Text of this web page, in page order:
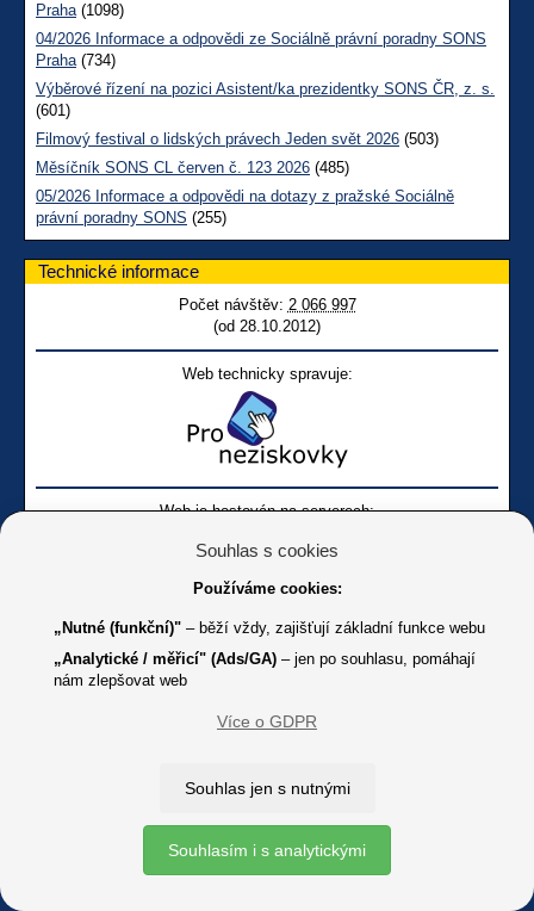
Praha(1098)
04/2026 Informace a odpovědi ze Sociálně právní poradny SONS
Praha(734)
Výběrové řízení na pozici Asistent/ka prezidentky SONS ČR, z. s.
(601)
Filmový festival o lidských právech Jeden svět 2026 (503)
Měsíčník SONS CL červen č. 123 2026 (485)
05/2026 Informace a odpovědi na dotazy z pražské Sociálně
právní poradny SONS (255)
Technické informace
Počet návštěv: 2 066 997
(od 28.10.2012)
Web technicky spravuje:
Web je hostován na serverech:
Online
Youtube SONS
K jakémukoliv užití textů a obrázků uvedených na tomto serveru je
Copyright © 2012 - 2026 SONS ČR, z. s.
Ochrana osobních údajů (GDPR)
Souhlas s cookies
Používáme cookies:
„Nutné (funkční)" – běží vždy, zajišťují základní funkce webu
„Analytické / měřicí" (Ads/GA) – jen po souhlasu, pomáhají
nám zlepšovat web
Více o GDPR
Souhlas jen s nutnými
Souhlasím i s analytickými